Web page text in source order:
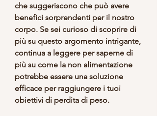
che suggeriscono che può avere
benefici sorprendenti per il nostro
corpo. Se sei curioso di scoprire di
più su questo argomento intrigante,
continua a leggere per saperne di
più su come la non alimentazione
potrebbe essere una soluzione
efficace per raggiungere i tuoi
obiettivi di perdita di peso.